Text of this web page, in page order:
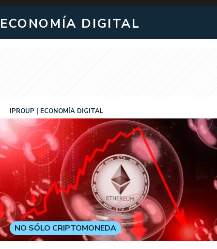
ECONOMÍA DIGITAL
IPROUP ECONOMÍA DIGITAL
NO SÓLO CRIPTOMONEDA